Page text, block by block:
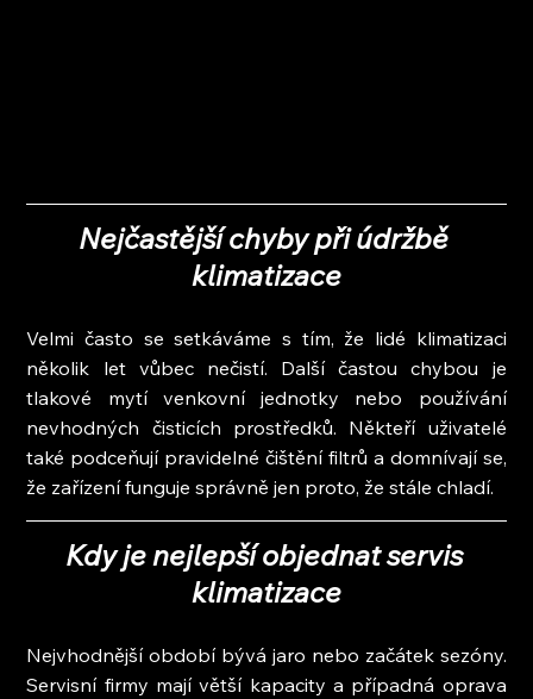
Nejčastější chyby při údržbě
klimatizace
Velmi často se setkáváme s tím, že lidé klimatizaci
několik let vůbec nečistí. Další častou chybou je
tlakové mytí venkovní jednotky nebo používání
nevhodných čisticích prostředků. Někteří uživatelé
také podceňují pravidelné čištění filtrů a domnívají se,
že zařízení funguje správně jen proto, že stále chladí.
Kdy je nejlepší objednat servis
klimatizace
Nejvhodnější období bývá jaro nebo začátek sezóny.
Servisní firmy mají větší kapacity a případná oprava